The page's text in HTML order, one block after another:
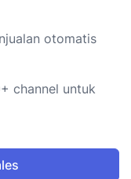
otomatis
channel untuk